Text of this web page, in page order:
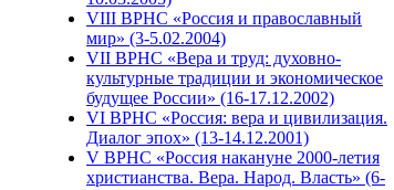
VIII ВРНС «Россия и православный
мир» (3-5.02.2004)
VII ВРНС «Вера и труд: духовно-
культурные традиции и экономическое
будущее России» (16-17.12.2002)
VI ВРНС «Россия: вера и цивилизация.
Диалог эпох» (13-14.12.2001)
V ВРНС «Россия накануне 2000-летия
христианства. Вера. Народ. Власть» (6-